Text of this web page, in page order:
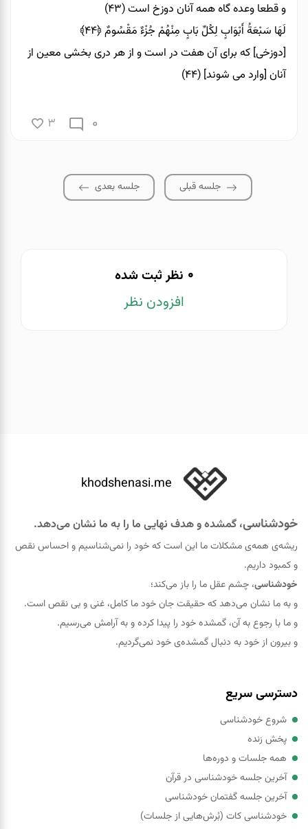
و قطعا وعده‏ گاه همه آنان دوزخ است (۴۳)
لَهَا سَبْعَةُ أَبْوَابٍ لِكُلِّ بَابٍ مِنْهُمْ جُزْءٌ مَقْسُومٌ ﴿۴۴﴾
[دوزخى] كه براى آن هفت در است و از هر درى بخشى معين از
آنان [وارد مى ‏شوند] (۴۴)
0
3
جلسه قبلی جلسه بعدی
0 نظر ثبت شده
افزودن نظر
khodshenasi.me
خودشناسی، گمشده و هدف نهایی ما را به ما نشان می‌دهد.
ریشه‌ی همه‌ی مشکلات ما این است که خود را نمی‌شناسیم و احساس نقص
و کمبود داریم.
خودشناسی، چشم عقل ما را باز می‌کند؛
و به ما نشان می‌دهد که حقيقت جان خود ما کامل، غنی و بی نقص است.
و ما با رجوع به آن، گمشده خود را پيدا کرده و به آرامش می‌رسیم.
و بیرون از خود به دنبال گمشده‌ی خود نمی‌گردیم.
دسترسی سریع
شروع خودشناسی
پخش زنده
همه جلسات و دوره‌ها
آخرین جلسه خودشناسی در قرآن
آخرین جلسه گفتمان خودشناسی
خودشناسی کات (بُرش‌هایی از جلسات)